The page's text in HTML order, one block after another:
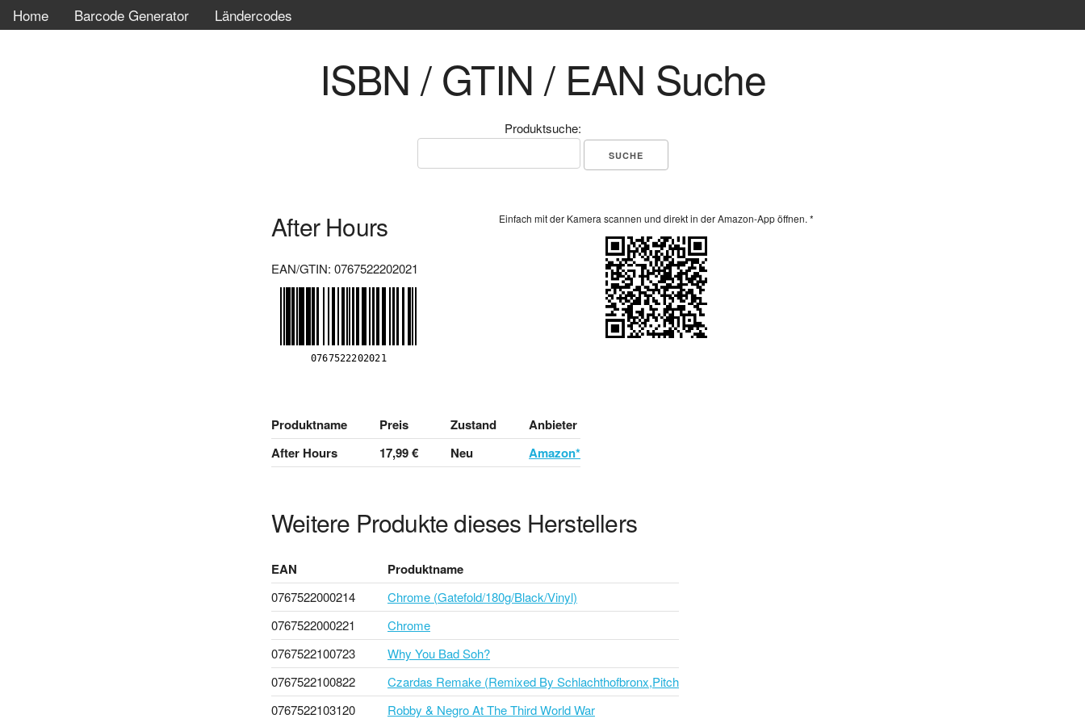
Home Barcode Generator Ländercodes
ISBN / GTIN / EAN Suche
Produktsuche:
After Hours
EAN/GTIN: 0767522202021
Einfach mit der Kamera scannen und direkt in der Amazon-App öffnen. *
Produktname Preis Zustand
Anbieter
After Hours
17,99 € Neu Amazon*
Weitere Produkte dieses Herstellers
EAN Produktname
0767522000214
Chrome (Gatefold/180g/Black/Vinyl)
0767522000221
Chrome
0767522100723
Why You Bad Soh?
0767522100822
Czardas Remake (Remixed By Schlachthofbronx,Pitch
0767522103120
Robby & Negro At The Third World War